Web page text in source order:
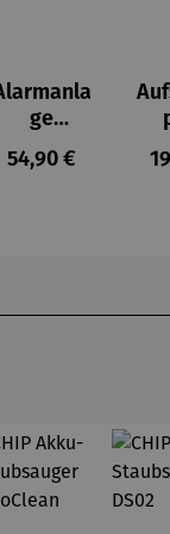
ge
Glasbruch
und
Regulärer Preis:
54,90 €